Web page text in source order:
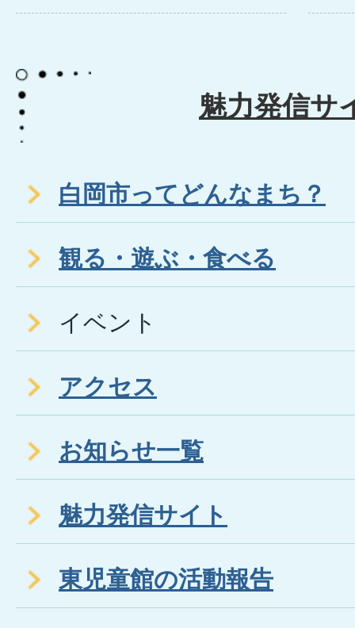
魅力発信サ
白岡市ってどんなまち？
観る・遊ぶ・食べる
イベント
アクセス
お知らせ一覧
魅力発信サイト
東児童館の活動報告